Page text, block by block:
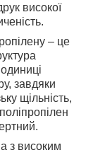
високої
– це
завдяки
щільність,
з високим